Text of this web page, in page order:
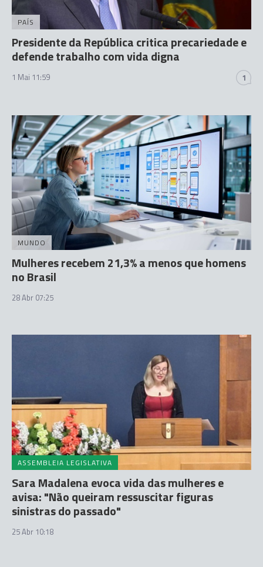
PAÍS
Presidente da República critica precariedade e
defende trabalho com vida digna
1 Mai 11:59 1
MUNDO
Mulheres recebem 21,3% a menos que homens
no Brasil
28 Abr 07:25
ASSEMBLEIA LEGISLATIVA
Sara Madalena evoca vida das mulheres e
avisa: "Não queiram ressuscitar figuras
sinistras do passado"
25 Abr 10:18